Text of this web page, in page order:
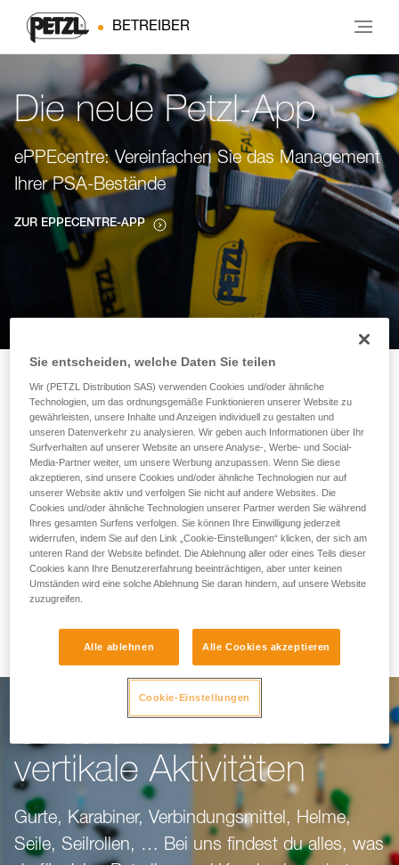
BETREIBER
Die neue Petzl-App
ePPEcentre: Vereinfachen Sie das Management
Ihrer PSA-Bestände
ZUR EPPECENTRE-APP
Wir erleichtern dir die
Arbeit
Für Kletterhallen, Hochseilgärten, Klettersteige
oder Canyoning: unser Ziel ist es, dir die Arbeit
zu erleichtern. Unsere Ausrüstung bietet alles,
was du für die Ausübung deiner Arbeit unter
Unsere Produkte für
vertikale Aktivitäten
Gurte, Karabiner, Verbindungsmittel, Helme,
Seile, Seilrollen, … Bei uns findest du alles, was
Sie entscheiden, welche Daten Sie teilen
Wir (PETZL Distribution SAS) verwenden Cookies und/oder ähnliche
Technologien, um das ordnungsgemäße Funktionieren unserer Website zu
gewährleisten, unsere Inhalte und Anzeigen individuell zu gestalten und
unseren Datenverkehr zu analysieren. Wir geben auch Informationen über Ihr
Surfverhalten auf unserer Website an unsere Analyse-, Werbe- und Social-
Media-Partner weiter, um unsere Werbung anzupassen. Wenn Sie diese
akzeptieren, sind unsere Cookies und/oder ähnliche Technologien nur auf
unserer Website aktiv und verfolgen Sie nicht auf andere Websites. Die
Cookies und/oder ähnliche Technologien unserer Partner werden Sie während
Ihres gesamten Surfens verfolgen. Sie können Ihre Einwilligung jederzeit
widerrufen, indem Sie auf den Link „Cookie-Einstellungen“ klicken, der sich am
unteren Rand der Website befindet. Die Ablehnung aller oder eines Teils dieser
Cookies kann Ihre Benutzererfahrung beeinträchtigen, aber unter keinen
Umständen wird eine solche Ablehnung Sie daran hindern, auf unsere Website
zuzugreifen.
Alle ablehnen Alle Cookies akzeptieren
Cookie-Einstellungen